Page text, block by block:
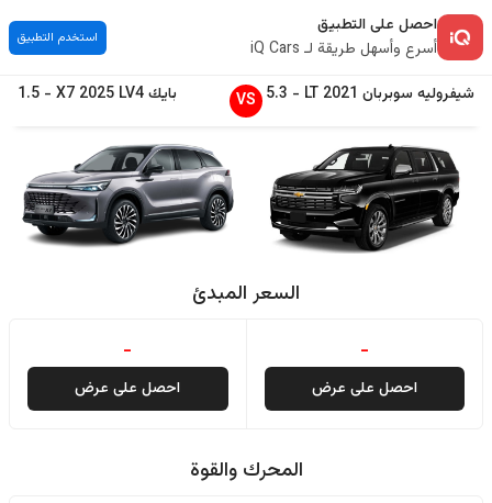
احصل على التطبيق
أسرع وأسهل طريقة لـ iQ Cars
استخدم التطبيق
شيفروليه سوبربان 2021
LT
-
5.3
VS بايك X7 2025 LV4
-
1.5
السعر المبدئ
-
احصل على عرض
-
احصل على عرض
المحرك والقوة